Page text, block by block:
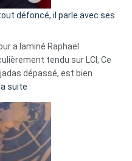
«
C’est
fake
news
»
défoncé, il parle avec ses
a laminé Raphaël
tendu sur LCI, Ce
dépassé, est bien
suite
Tegnér
exulte
« Zemmour